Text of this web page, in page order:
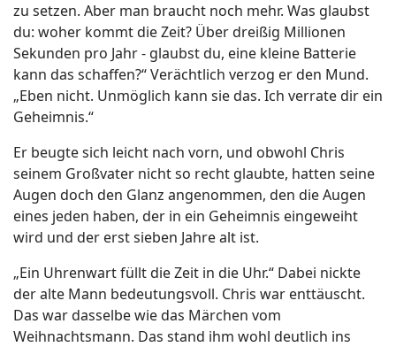
zu setzen. Aber man braucht noch mehr. Was glaubst
du: woher kommt die Zeit? Über dreißig Millionen
Sekunden pro Jahr - glaubst du, eine kleine Batterie
kann das schaffen?“ Verächtlich verzog er den Mund.
„Eben nicht. Unmöglich kann sie das. Ich verrate dir ein
Geheimnis.“
Er beugte sich leicht nach vorn, und obwohl Chris
seinem Großvater nicht so recht glaubte, hatten seine
Augen doch den Glanz angenommen, den die Augen
eines jeden haben, der in ein Geheimnis eingeweiht
wird und der erst sieben Jahre alt ist.
„Ein Uhrenwart füllt die Zeit in die Uhr.“ Dabei nickte
der alte Mann bedeutungsvoll. Chris war enttäuscht.
Das war dasselbe wie das Märchen vom
Weihnachtsmann. Das stand ihm wohl deutlich ins